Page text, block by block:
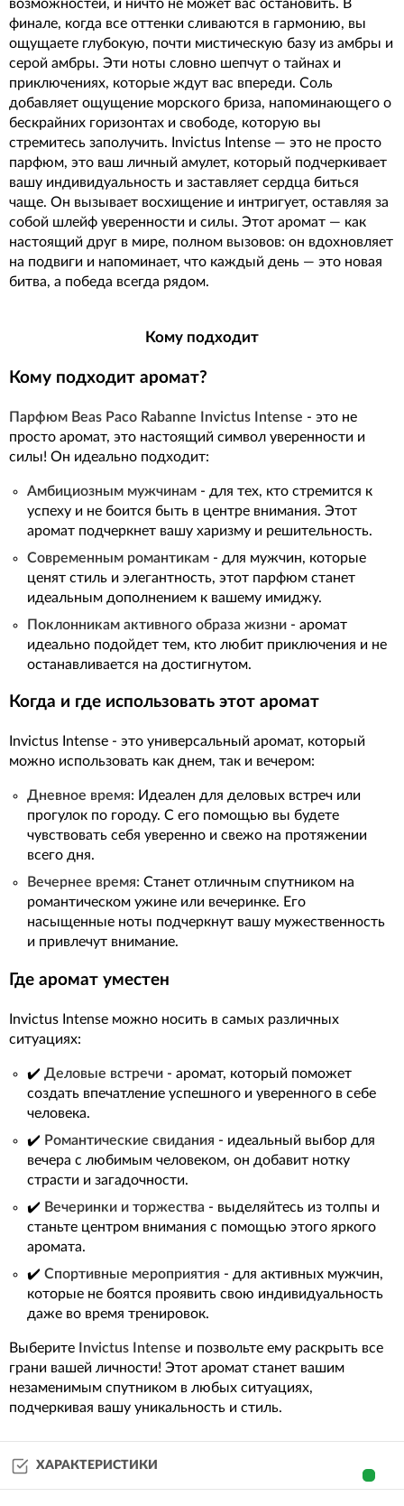
возможностей, и ничто не может вас остановить. В
финале, когда все оттенки сливаются в гармонию, вы
ощущаете глубокую, почти мистическую базу из амбры и
серой амбры. Эти ноты словно шепчут о тайнах и
приключениях, которые ждут вас впереди. Соль
добавляет ощущение морского бриза, напоминающего о
бескрайних горизонтах и свободе, которую вы
стремитесь заполучить. Invictus Intense — это не просто
парфюм, это ваш личный амулет, который подчеркивает
вашу индивидуальность и заставляет сердца биться
чаще. Он вызывает восхищение и интригует, оставляя за
собой шлейф уверенности и силы. Этот аромат — как
настоящий друг в мире, полном вызовов: он вдохновляет
на подвиги и напоминает, что каждый день — это новая
битва, а победа всегда рядом.
Кому подходит
Кому подходит аромат?
Парфюм Beas Paco Rabanne Invictus Intense - это не
просто аромат, это настоящий символ уверенности и
силы! Он идеально подходит:
Амбициозным мужчинам - для тех, кто стремится к
успеху и не боится быть в центре внимания. Этот
аромат подчеркнет вашу харизму и решительность.
Современным романтикам - для мужчин, которые
ценят стиль и элегантность, этот парфюм станет
идеальным дополнением к вашему имиджу.
Поклонникам активного образа жизни - аромат
идеально подойдет тем, кто любит приключения и не
останавливается на достигнутом.
Когда и где использовать этот аромат
Invictus Intense - это универсальный аромат, который
можно использовать как днем, так и вечером:
Дневное время: Идеален для деловых встреч или
прогулок по городу. С его помощью вы будете
чувствовать себя уверенно и свежо на протяжении
всего дня.
Вечернее время: Станет отличным спутником на
романтическом ужине или вечеринке. Его
насыщенные ноты подчеркнут вашу мужественность
и привлечут внимание.
Где аромат уместен
Invictus Intense можно носить в самых различных
ситуациях:
✔️ Деловые встречи - аромат, который поможет
создать впечатление успешного и уверенного в себе
человека.
✔️ Романтические свидания - идеальный выбор для
вечера с любимым человеком, он добавит нотку
страсти и загадочности.
✔️ Вечеринки и торжества - выделяйтесь из толпы и
станьте центром внимания с помощью этого яркого
аромата.
✔️ Спортивные мероприятия - для активных мужчин,
которые не боятся проявить свою индивидуальность
даже во время тренировок.
Выберите Invictus Intense и позвольте ему раскрыть все
грани вашей личности! Этот аромат станет вашим
незаменимым спутником в любых ситуациях,
подчеркивая вашу уникальность и стиль.
ХАРАКТЕРИСТИКИ